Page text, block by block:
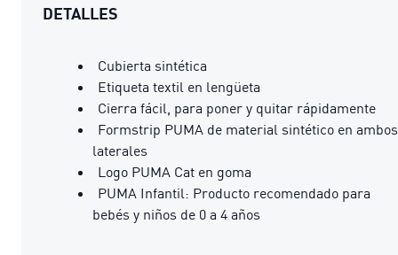
DETALLES
Cubierta sintética
Etiqueta textil en lengüeta
Cierra fácil, para poner y quitar rápidamente
Formstrip PUMA de material sintético en ambos
laterales
Logo PUMA Cat en goma
PUMA Infantil: Producto recomendado para
bebés y niños de 0 a 4 años